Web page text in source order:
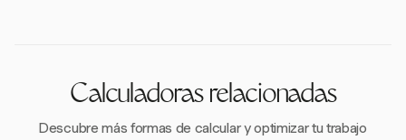
Calculadoras relacionadas
Descubre más formas de calcular y optimizar tu trabajo